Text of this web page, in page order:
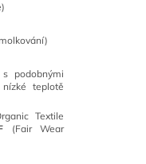
podobnými
teplotě
Textile
(Fair Wear